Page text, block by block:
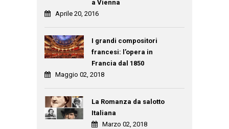
a Vienna
Aprile 20, 2016
I grandi compositori
francesi: l’opera in
Francia dal 1850
Maggio 02, 2018
La Romanza da salotto
Italiana
Marzo 02, 2018